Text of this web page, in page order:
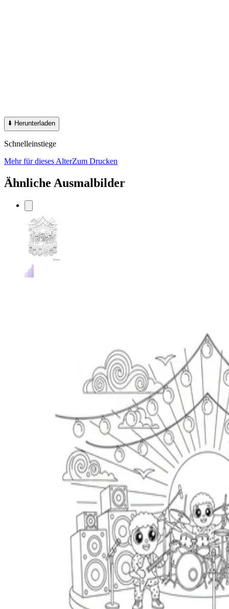
⬇️ Herunterladen
Schnelleinstiege
Mehr für dieses AlterZum Drucken
Ähnliche Ausmalbilder